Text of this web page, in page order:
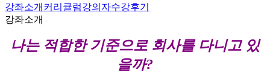
강좌소개 커리큘럼강의자수강후기
강좌소개
나는 적합한 기준으로 회사를 다니고 있
을까?